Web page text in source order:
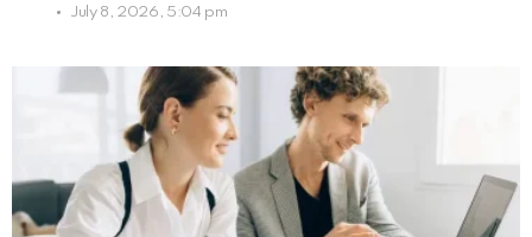
July 8, 2026, 5:04 pm